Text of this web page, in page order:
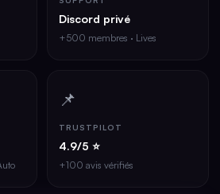
Discord privé
+500 membres · Lives
📌
TRUSTPILOT
4.9/5 ⭐
+100 avis vérifiés